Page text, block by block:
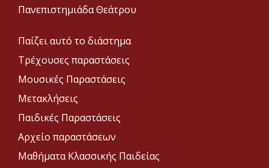
Πανεπιστημιάδα Θεάτρου
Παίζει αυτό το διάστημα
Τρέχουσες παραστάσεις
Μουσικές Παραστάσεις
Μετακλήσεις
Παιδικές Παραστάσεις
Αρχείο παραστάσεων
Μαθήματα Κλασσικής Παιδείας